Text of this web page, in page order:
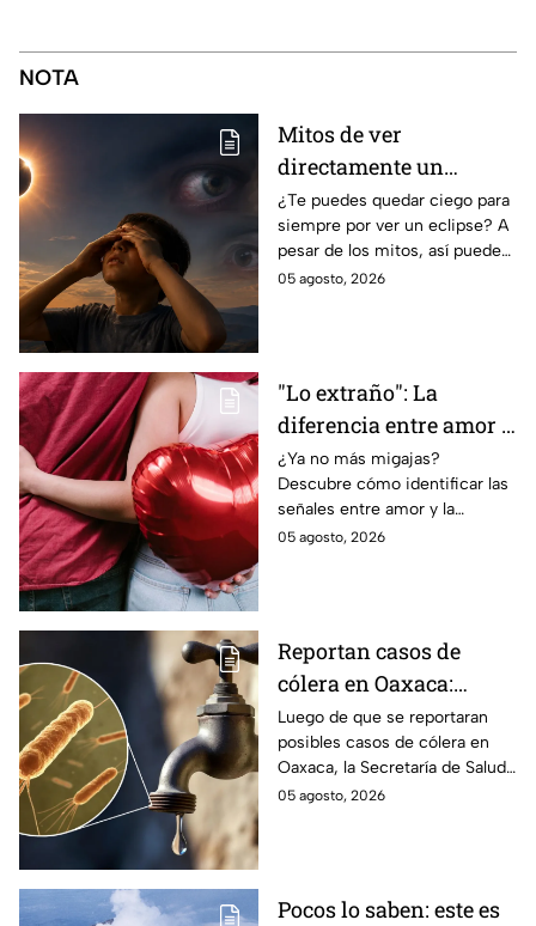
NOTA
Mitos de ver
directamente un
eclipse parcial: así
puedes observarlo de
forma segura
¿Te puedes quedar ciego para
siempre por ver un eclipse? A
pesar de los mitos, así puedes
observar un eclipse parcial y
05 agosto, 2026
"Lo extraño": La
diferencia entre amor y
dependencia
emocional
¿Ya no más migajas?
Descubre cómo identificar las
señales entre amor y la
dependencia emocional. Estos
05 agosto, 2026
Reportan casos de
cólera en Oaxaca:
síntomas y las
principales formas de
contagio
Luego de que se reportaran
posibles casos de cólera en
Oaxaca, la Secretaría de Salud
del Estado pide tomar
05 agosto, 2026
Pocos lo saben: este es